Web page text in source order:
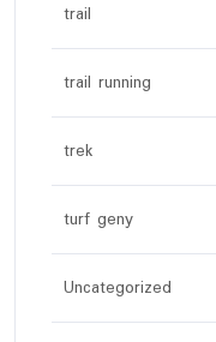
trail
trail running
trek
turf geny
Uncategorized